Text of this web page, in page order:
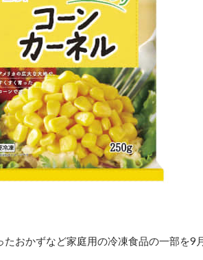
おかずなど家庭用の冷凍食品の一部を